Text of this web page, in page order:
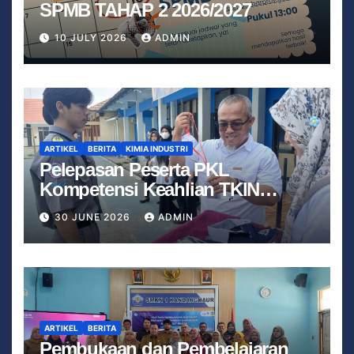
SPMB TAHAP 2 2026/2027
10 JULY 2026 ADMIN
ARTIKEL BERITA KIMIA INDUSTRI
Pelepasan Peserta PKL
Kompetensi Keahlian TKIN
Tahun 2026 Berjalan Lancar
30 JUNE 2026 ADMIN
ARTIKEL BERITA
Pembukaan dan Pembelajaran